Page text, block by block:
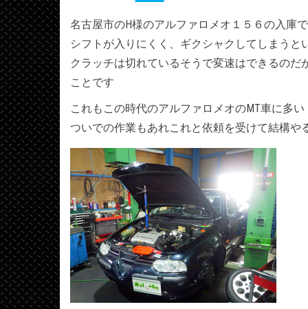
名古屋市のH様のアルファロメオ１５６の入庫
シフトが入りにくく、ギクシャクしてしまうと
クラッチは切れているそうで変速はできるの
ことです
これもこの時代のアルファロメオのMT車に多
ついでの作業もあれこれと依頼を受けて結構や